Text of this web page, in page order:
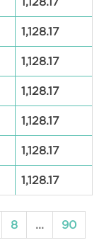
1,128.17
1,128.17
1,128.17
1,128.17
1,128.17
1,128.17
8 ... 90